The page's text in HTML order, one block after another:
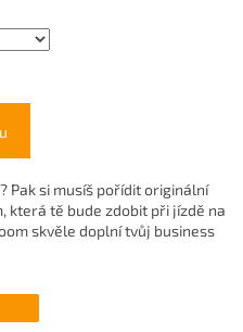
Pak si musíš pořídit originální
která tě bude zdobit při jízdě na
skvěle doplní tvůj business